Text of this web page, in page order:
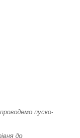
пуско-
до